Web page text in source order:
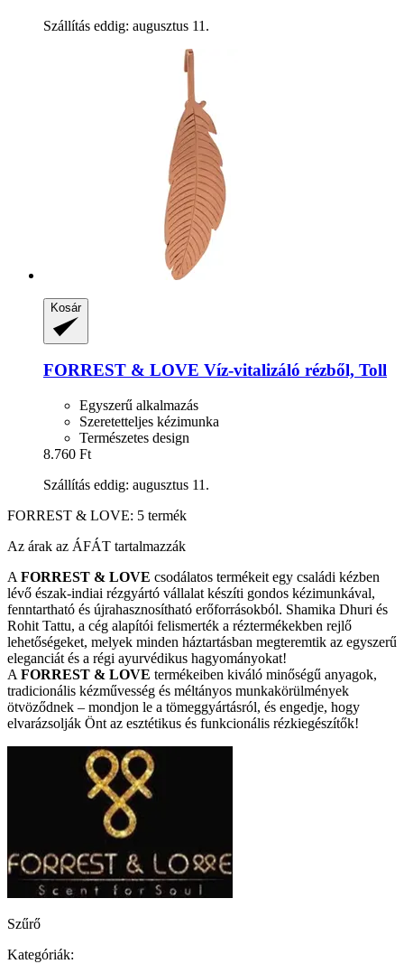
Szállítás eddig: augusztus 11.
Kosár
FORREST & LOVE Víz-​vitalizáló rézből, Toll
Egyszerű alkalmazás
Szeretetteljes kézimunka
Természetes design
8.760 Ft
Szállítás eddig: augusztus 11.
FORREST & LOVE: 5 termék
Az árak az ÁFÁT tartalmazzák
A FORREST & LOVE csodálatos termékeit egy családi kézben
lévő észak-indiai rézgyártó vállalat készíti gondos kézimunkával,
fenntartható és újrahasznosítható erőforrásokból. Shamika Dhuri és
Rohit Tattu, a cég alapítói felismerték a réztermékekben rejlő
lehetőségeket, melyek minden háztartásban megteremtik az egyszerű
eleganciát és a régi ayurvédikus hagyományokat!
A FORREST & LOVE termékeiben kiváló minőségű anyagok,
tradicionális kézművesség és méltányos munkakörülmények
ötvöződnek – mondjon le a tömeggyártásról, és engedje, hogy
elvarázsolják Önt az esztétikus és funkcionális rézkiegészítők!
Szűrő
Kategóriák: